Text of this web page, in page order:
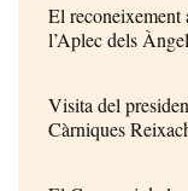
El reconeixement
l’Aplec dels
Visita del
Càrniques